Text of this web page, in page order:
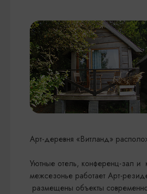
Арт-деревня «Витланд»
​Уютные отель, конференц-зал и
межсезонье работает Арт-
размещены объекты